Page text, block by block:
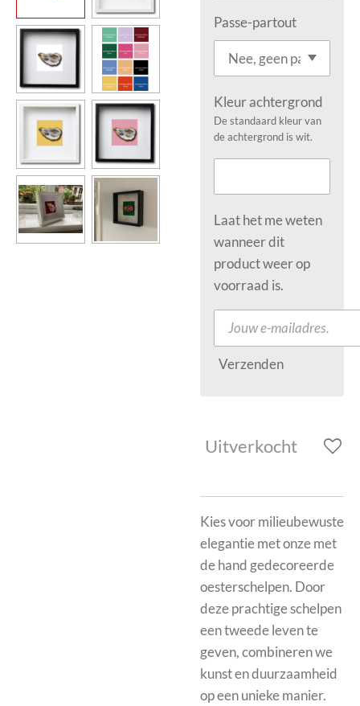
Passe-partout
Kleur achtergrond
De standaard kleur van
de achtergrond is wit.
Laat het me weten
wanneer dit
product weer op
voorraad is.
Verzenden
Uitverkocht
Kies voor milieubewuste
elegantie met onze met
de hand gedecoreerde
oesterschelpen. Door
deze prachtige schelpen
een tweede leven te
geven, combineren we
kunst en duurzaamheid
op een unieke manier.